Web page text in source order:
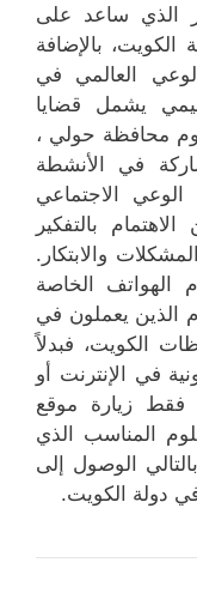
الذي ساعد على
بالإضافة
العالمي في
يشمل قضايا
محافظة حولي ،
في الأنشطة
الوعي الاجتماعي
بالتفكير
والابتكار.
الهواتف الخاصة
الذين يعملون في
الكويت، فبدلاً
في الإنترنت أو
فقط زيارة موقع
المناسب الذي
الوصول إلى
دولة الكويت.